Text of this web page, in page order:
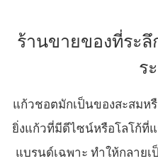
ร้านขายของที่ระ
ร
แก้วชอตมักเป็นของสะสมห
ยิ่งแก้วที่มีดีไซน์หรือโลโก้ที่แ
แบรนด์เฉพาะ ทำให้กลาย